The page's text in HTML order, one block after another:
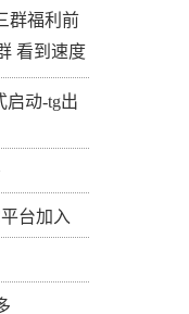
群福利前
看到速度
启动-tg出
台加入